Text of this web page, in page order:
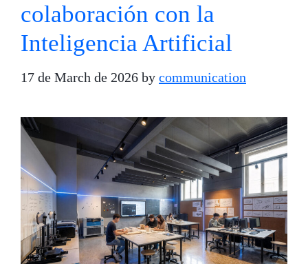
colaboración con la
Inteligencia Artificial
17 de March de 2026 by communication